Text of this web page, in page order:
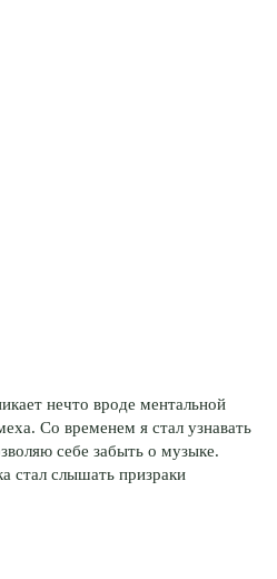
нечто вроде ментальной
Со временем я стал узнавать
себе забыть о музыке.
стал слышать призраки